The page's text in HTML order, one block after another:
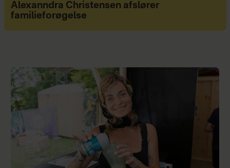
Alexanndra Christensen afslører
familieforøgelse